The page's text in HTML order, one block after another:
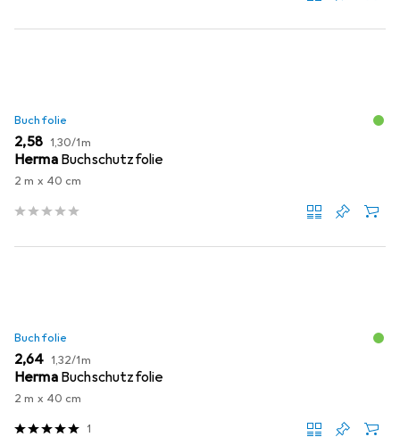
Buchfolie
EUR
2,58 EUR
1,30/1m
Herma Buchschutzfolie
2 m x 40 cm
Buchfolie
EUR
2,64 EUR
1,32/1m
Herma Buchschutzfolie
2 m x 40 cm
1